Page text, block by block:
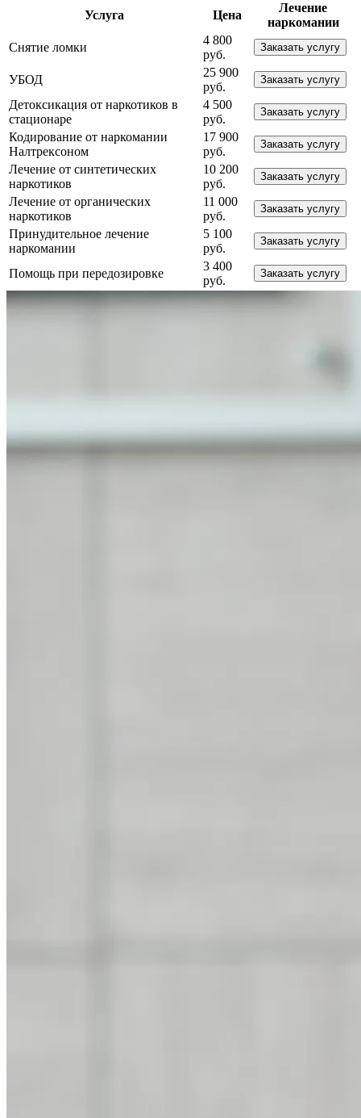
Услуга
Цена
Лечение
наркомании
Снятие ломки
4 800
руб.
Заказать услугу
УБОД
25 900
руб.
Заказать услугу
Детоксикация от наркотиков в
стационаре
4 500
руб.
Заказать услугу
Кодирование от наркомании
Налтрексоном
17 900
руб.
Заказать услугу
Лечение от синтетических
наркотиков
10 200
руб.
Заказать услугу
Лечение от органических
наркотиков
11 000
руб.
Заказать услугу
Принудительное лечение
наркомании
5 100
руб.
Заказать услугу
Помощь при передозировке
3 400
руб.
Заказать услугу